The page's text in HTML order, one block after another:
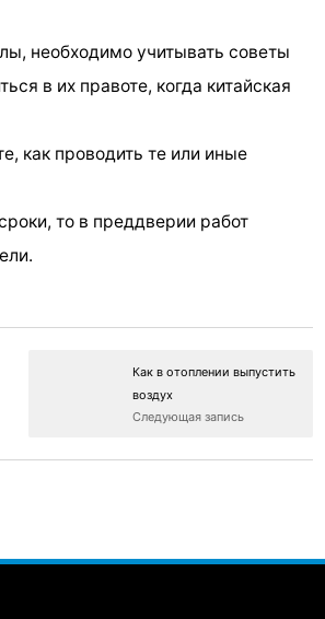
необходимо учитывать советы
в их правоте, когда китайская
как проводить те или иные
то в преддверии работ
Как в отоплении выпустить
воздух
Следующая запись